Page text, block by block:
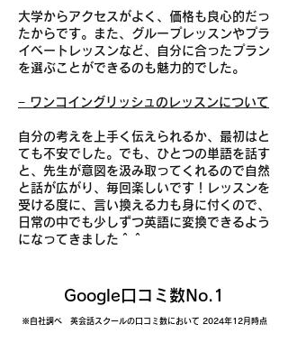
大学からアクセスがよく、価格も良心的だっ
たからです。また、グループレッスンやプラ
イベートレッスンなど、自分に合ったプラン
を選ぶことができるのも魅力的でした。
− ワンコイングリッシュのレッスンについて
自分の考えを上手く伝えられるか、最初はと
ても不安でした。でも、ひとつの単語を話す
と、先生が意図を汲み取ってくれるので自然
と話が広がり、毎回楽しいです！レッスンを
受ける度に、言い換える力も身に付くので、
日常の中でも少しずつ英語に変換できるよう
になってきました＾＾
Google口コミ数No.1
※自社調べ 英会話スクールの口コミ数において 2024年12月時点